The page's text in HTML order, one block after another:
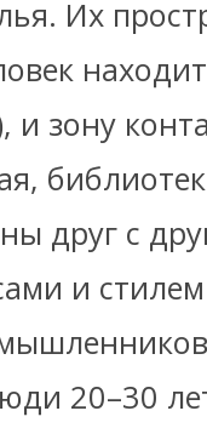
Их
и зону
друг с
и
20–30